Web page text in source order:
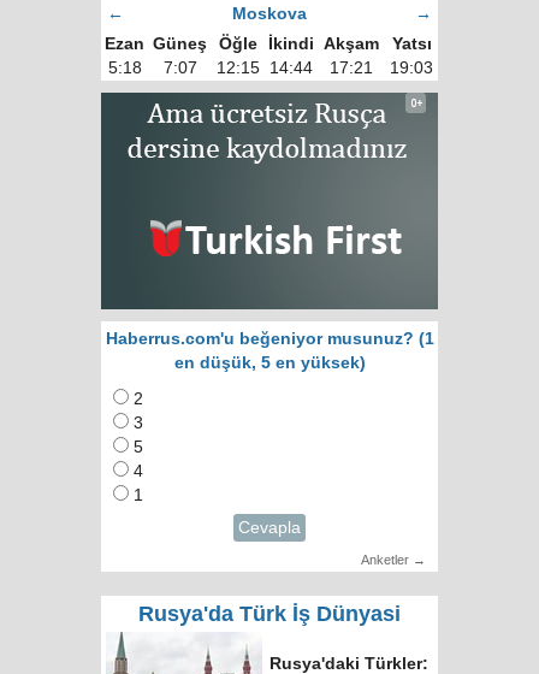
←
Moskova
→
Ezan Güneş Öğle İkindi Akşam
Yatsı
5:18
7:07 12:15 14:44 17:21 19:03
Haberrus.com'u beğeniyor musunuz? (1
en düşük, 5 en yüksek)
2
3
5
4
1
Cevapla
Anketler →
Rusya'da Türk İş Dünyasi
Rusya'daki Türkler: